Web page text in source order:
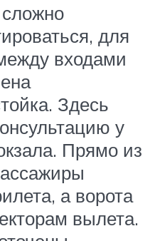
для
входами
Здесь
у
Прямо из
а ворота
вылета.